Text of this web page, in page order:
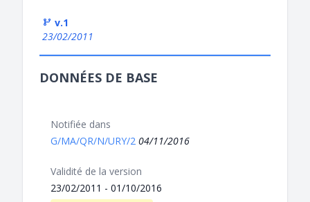
v.1
23/02/2011
DONNÉES DE BASE
Notifiée dans
G/MA/QR/N/URY/2 04/11/2016
Validité de la version
23/02/2011 - 01/10/2016